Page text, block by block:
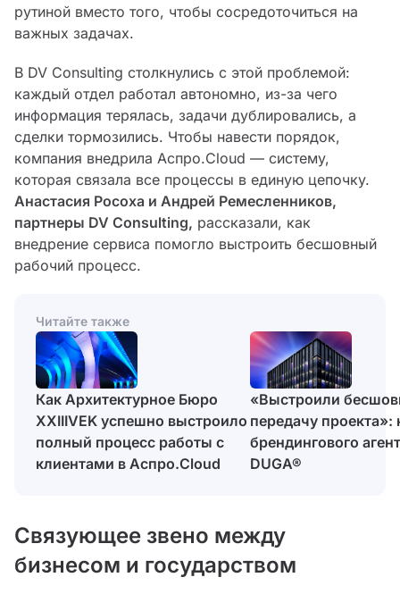
рутиной вместо того, чтобы сосредоточиться на
важных задачах.
В DV Consulting столкнулись с этой проблемой:
каждый отдел работал автономно, из-за чего
информация терялась, задачи дублировались, а
сделки тормозились. Чтобы навести порядок,
компания внедрила Аспро.Cloud — систему,
которая связала все процессы в единую цепочку.
Анастасия Росоха и Андрей Ремесленников,
партнеры DV Consulting, рассказали, как
внедрение сервиса помогло выстроить бесшовный
рабочий процесс.
Читайте также
Как Архитектурное Бюро
XXIIIVEK успешно выстроило
полный процесс работы с
клиентами в Аспро.Cloud
«Выстроили
передачу проекта»:
брендингового
DUGA®
Связующее звено между
бизнесом и государством